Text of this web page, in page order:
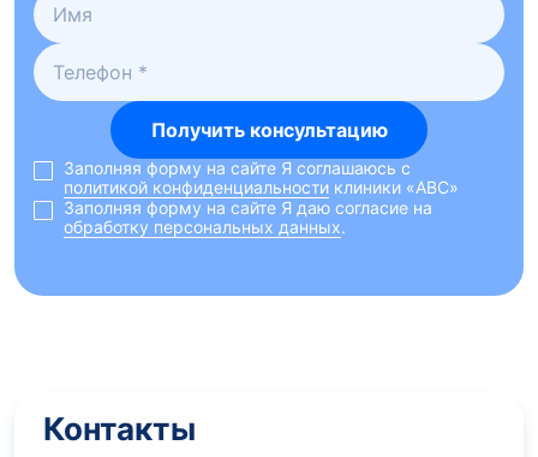
Получить консультацию
Заполняя форму на сайте Я соглашаюсь с
политикой конфиденциальности клиники «ABC»
Заполняя форму на сайте Я даю согласие на
обработку персональных данных.
Контакты